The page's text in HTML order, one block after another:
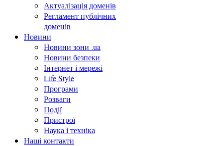
Актуалізація доменів
Регламент публічних
доменів
Новини
Новини зони .ua
Новини безпеки
Інтернет і мережі
Life Style
Програми
Розваги
Події
Пристрої
Наука і техніка
Наші контакти